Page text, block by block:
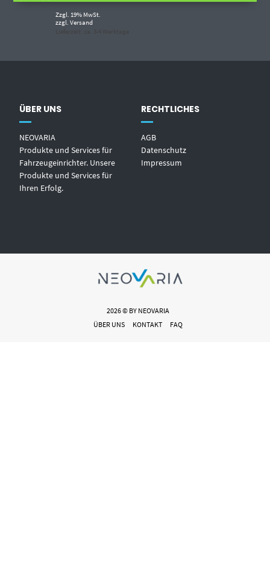
Zzgl. 19% MwSt.
zzgl.Versand
Lieferzeit: ca. 3-4 Werktage
ÜBER UNS
NEOVARIA
Produkte und Services für
Fahrzeugeinrichter. Unsere
Produkte und Services für
Ihren Erfolg.
RECHTLICHES
AGB
Datenschutz
Impressum
2026 © BY NEOVARIA
ÜBER UNS
KONTAKT FAQ